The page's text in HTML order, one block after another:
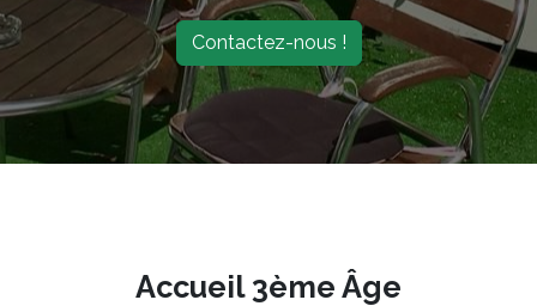
Contactez-nous !
Accueil 3ème Âge